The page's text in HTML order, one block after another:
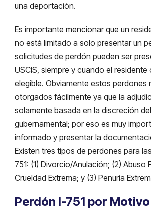
una deportación.
Es importante mencionar que un
no está limitado a solo presentar un
solicitudes de perdón pueden ser
USCIS, siempre y cuando el
elegible. Obviamente estos perdones
otorgados fácilmente ya que la
solamente basada en la discreción
gubernamental; por eso es muy
informado y presentar la
Existen tres tipos de perdones para
751: (1) Divorcio/Anulación; (2) Abuso
Crueldad Extrema; y (3) Penuria
Perdón I-751 por